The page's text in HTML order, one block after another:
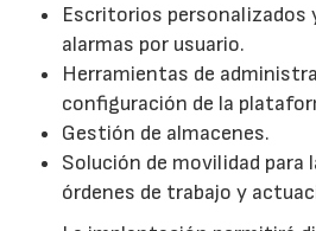
Escritorios personalizados
alarmas por usuario.
Herramientas de
configuración de la
Gestión de almacenes.
Solución de movilidad para
órdenes de trabajo y